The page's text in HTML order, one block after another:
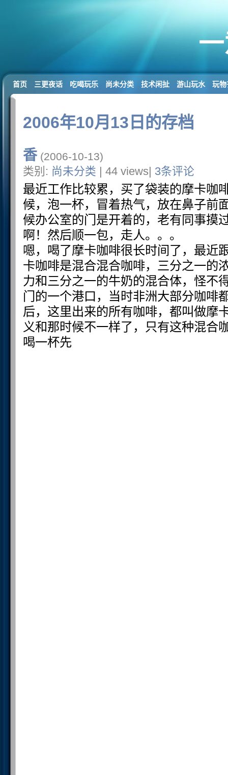
首页 三更夜话 吃喝玩乐 尚未分类 技术闲扯 游山玩水 玩物
2006年10月13日的存档
香(2006-10-13)
类别: 尚未分类 | 44 views| 3条评论
最近工作比较累，买了袋装的摩卡咖
候，泡一杯，冒着热气，放在鼻子前
候办公室的门是开着的，老有同事摸
啊！然后顺一包，走人。。。
嗯，喝了摩卡咖啡很长时间了，最近
卡咖啡是混合混合咖啡，三分之一的
力和三分之一的牛奶的混合体，怪不
门的一个港口，当时非洲大部分咖啡
后，这里出来的所有咖啡，都叫做摩
义和那时候不一样了，只有这种混合
喝一杯先